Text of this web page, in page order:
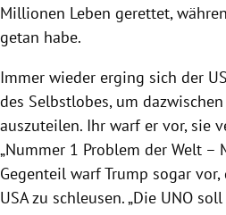
Millionen Leben gerettet,
getan habe.
Immer wieder erging sich der
des Selbstlobes, um
auszuteilen. Ihr warf er vor, sie
„Nummer 1 Problem der Welt –
Gegenteil warf Trump sogar
USA zu schleusen. „Die UNO